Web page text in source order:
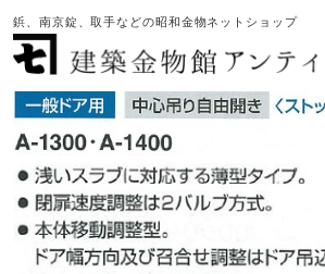
鋲、南京錠、取手などの昭和金物ネットショップ